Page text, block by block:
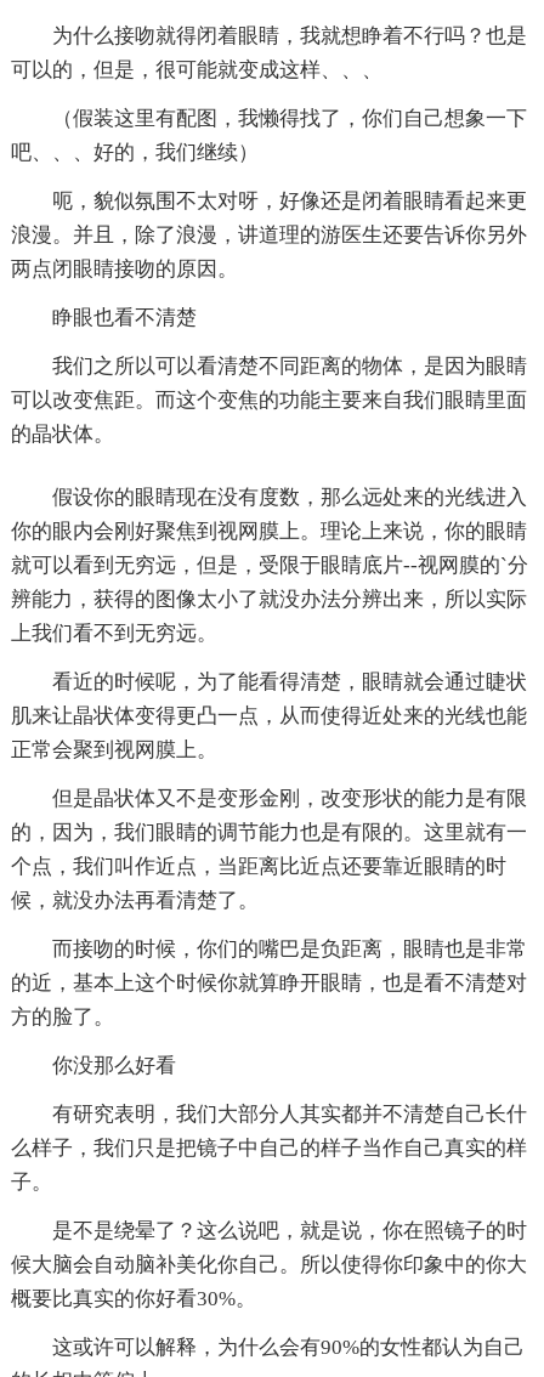
为什么接吻就得闭着眼睛，我就想睁着不行吗？也是
可以的，但是，很可能就变成这样、、、
（假装这里有配图，我懒得找了，你们自己想象一下
吧、、、好的，我们继续）
呃，貌似氛围不太对呀，好像还是闭着眼睛看起来更
浪漫。并且，除了浪漫，讲道理的游医生还要告诉你另外
两点闭眼睛接吻的原因。
睁眼也看不清楚
我们之所以可以看清楚不同距离的物体，是因为眼睛
可以改变焦距。而这个变焦的功能主要来自我们眼睛里面
的晶状体。
假设你的眼睛现在没有度数，那么远处来的光线进入
你的眼内会刚好聚焦到视网膜上。理论上来说，你的眼睛
就可以看到无穷远，但是，受限于眼睛底片--视网膜的`分
辨能力，获得的图像太小了就没办法分辨出来，所以实际
上我们看不到无穷远。
看近的时候呢，为了能看得清楚，眼睛就会通过睫状
肌来让晶状体变得更凸一点，从而使得近处来的光线也能
正常会聚到视网膜上。
但是晶状体又不是变形金刚，改变形状的能力是有限
的，因为，我们眼睛的调节能力也是有限的。这里就有一
个点，我们叫作近点，当距离比近点还要靠近眼睛的时
候，就没办法再看清楚了。
而接吻的时候，你们的嘴巴是负距离，眼睛也是非常
的近，基本上这个时候你就算睁开眼睛，也是看不清楚对
方的脸了。
你没那么好看
有研究表明，我们大部分人其实都并不清楚自己长什
么样子，我们只是把镜子中自己的样子当作自己真实的样
子。
是不是绕晕了？这么说吧，就是说，你在照镜子的时
候大脑会自动脑补美化你自己。所以使得你印象中的你大
概要比真实的你好看30%。
这或许可以解释，为什么会有90%的女性都认为自己